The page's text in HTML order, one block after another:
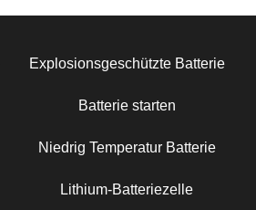
Explosionsgeschützte Batterie
Batterie starten
Niedrig Temperatur Batterie
Lithium-Batteriezelle